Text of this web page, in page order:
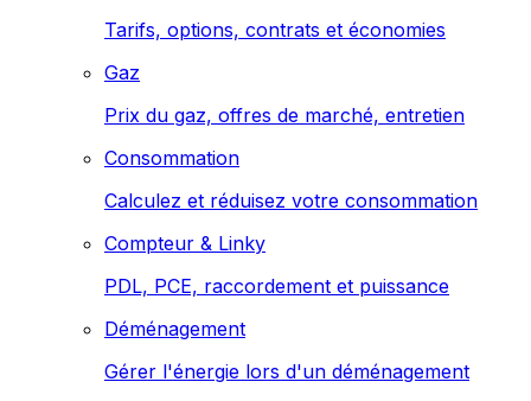
Tarifs, options, contrats et économies
Gaz
Prix du gaz, offres de marché, entretien
Consommation
Calculez et réduisez votre consommation
Compteur & Linky
PDL, PCE, raccordement et puissance
Déménagement
Gérer l'énergie lors d'un déménagement